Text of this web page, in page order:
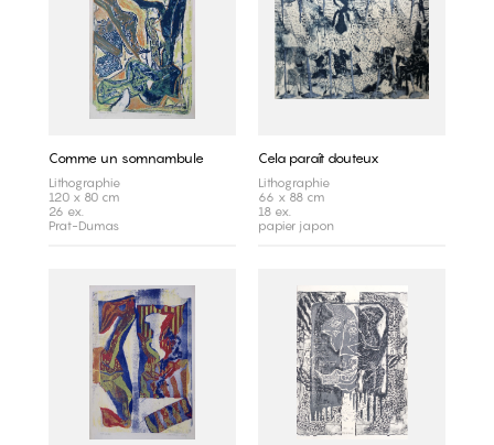
Comme un somnambule
Lithographie
120 x 80 cm
26 ex.
Prat-Dumas
Cela paraît douteux
Lithographie
66 x 88 cm
18 ex.
papier japon